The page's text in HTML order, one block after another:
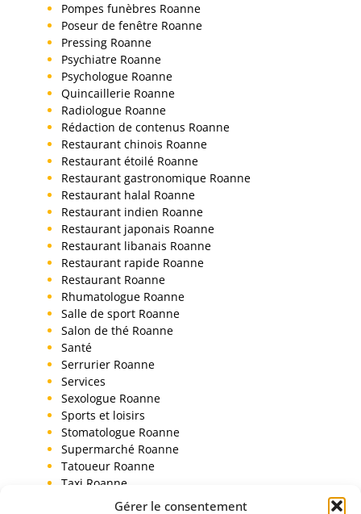
Gérer le consentement
Pompes funèbres Roanne
Poseur de fenêtre Roanne
Pressing Roanne
Psychiatre Roanne
Psychologue Roanne
Quincaillerie Roanne
Radiologue Roanne
Rédaction de contenus Roanne
Restaurant chinois Roanne
Restaurant étoilé Roanne
Restaurant gastronomique Roanne
Restaurant halal Roanne
Restaurant indien Roanne
Restaurant japonais Roanne
Restaurant libanais Roanne
Restaurant rapide Roanne
Restaurant Roanne
Rhumatologue Roanne
Salle de sport Roanne
Salon de thé Roanne
Santé
Serrurier Roanne
Services
Sexologue Roanne
Sports et loisirs
Stomatologue Roanne
Supermarché Roanne
Tatoueur Roanne
Taxi Roanne
Toiletteur chien Roanne